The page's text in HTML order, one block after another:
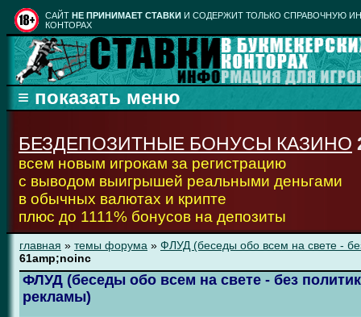
CАЙТ НЕ ПРИНИМАЕТ СТАВКИ И СОДЕРЖИТ ТОЛЬКО СПРАВОЧНУЮ
КОНТОРАХ
БЕЗДЕПОЗИТНЫЕ БОНУСЫ КАЗИНО
всем новым игрокам за регистрацию
с выводом выигрышей реальными деньгами
в обычных валютах и крипте
плюс до 1111% бонусов на депозиты
главная » темы форума » ФЛУД (беседы обо всем на свете -
61amp;noinc
ФЛУД (беседы обо всем на свете - без
рекламы)